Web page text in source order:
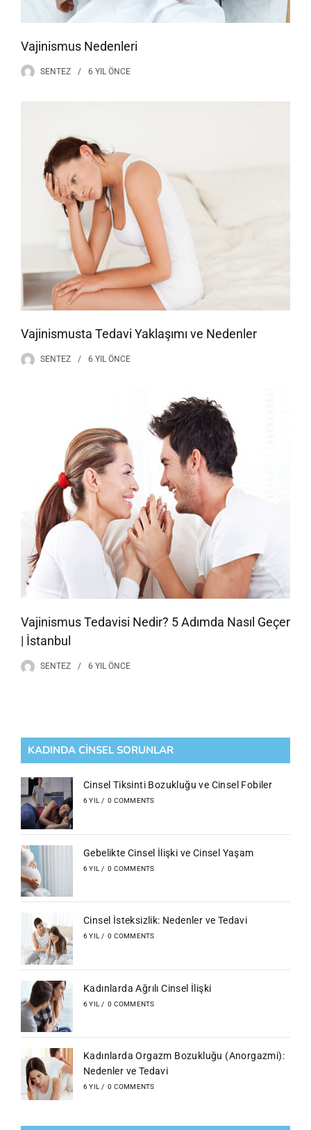
Vajinismus Nedenleri
SENTEZ 6 YIL ÖNCE
Vajinismusta Tedavi Yaklaşımı ve Nedenler
SENTEZ 6 YILÖNCE
Vajinismus Tedavisi Nedir? 5 Adımda Nasıl Geçer
| İstanbul
SENTEZ 6 YILÖNCE
KADINDA CİNSEL SORUNLAR
Cinsel Tiksinti Bozukluğu ve Cinsel Fobiler
6 YIL / 0 COMMENTS
Gebelikte Cinsel İlişki ve Cinsel Yaşam
6 YIL / 0 COMMENTS
Cinsel İsteksizlik: Nedenler ve Tedavi
6 YIL / 0 COMMENTS
Kadınlarda Ağrılı Cinsel İlişki
6 YIL / 0 COMMENTS
Kadınlarda Orgazm Bozukluğu (Anorgazmi):
Nedenler ve Tedavi
6 YIL / 0 COMMENTS